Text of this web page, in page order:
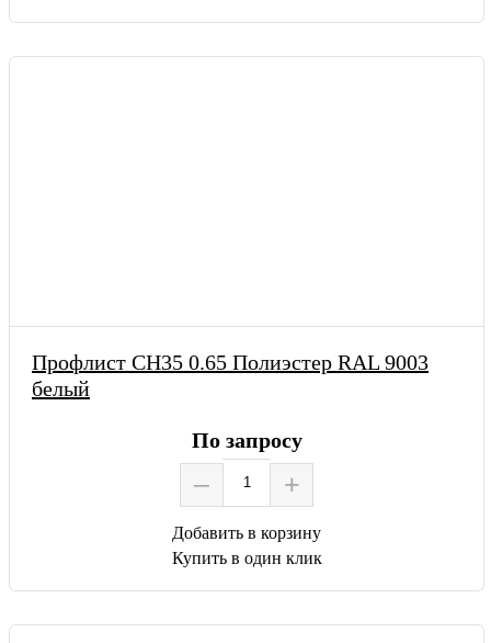
Профлист СН35 0.65 Полиэстер RAL 9003
белый
По запросу
– +
Добавить в корзину
Купить в один клик